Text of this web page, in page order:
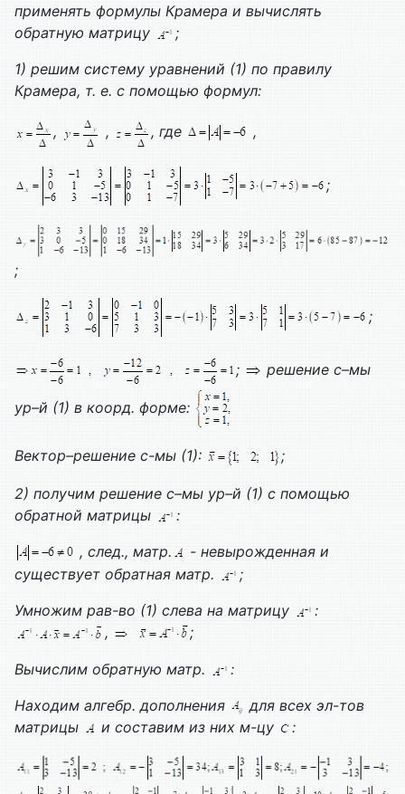
применять формулы Крамера и вычислять
обратную матрицу
;
1) решим систему уравнений (1) по правилу
Крамера, т. е. с помощью формул:
, , , где ,
;
;
;
; решение с–мы
ур–й (1) в коорд. форме:
Вектор–решение с-мы (1): ;
2) получим решение с–мы ур–й (1) с помощью
обратной матрицы
:
, след., матр.
- невырожденная и
существует обратная матр.
;
Умножим рав-во (1) слева на матрицу
:
,
;
Вычислим обратную матр.
:
Находим алгебр. дополнения
для всех эл-тов
матрицы
и составим из них м-цу :